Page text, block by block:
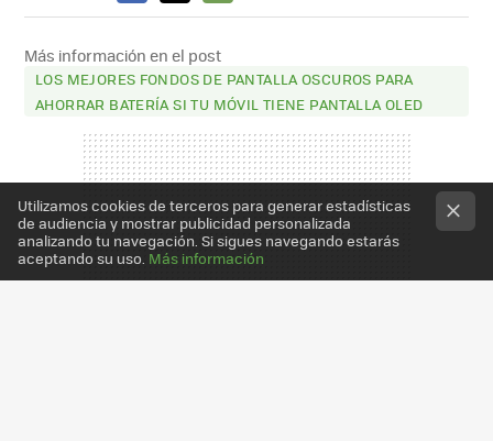
FACEBOOK
X
E-
MAIL
Más información en el post
LOS MEJORES FONDOS DE PANTALLA OSCUROS PARA
AHORRAR BATERÍA SI TU MÓVIL TIENE PANTALLA OLED
Utilizamos cookies de terceros para generar estadísticas
de audiencia y mostrar publicidad personalizada
analizando tu navegación. Si sigues navegando estarás
aceptando su uso. Más información